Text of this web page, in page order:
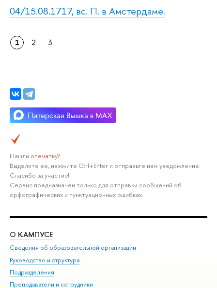
04/15.08.1717, вс. П. в Амстердаме.
1 2 3
Нашли опечатку?
Выделите её, нажмите Ctrl+Enter и отправьте нам уведомление.
Спасибо за участие!
Сервис предназначен только для отправки сообщений об
орфографических и пунктуационных ошибках.
О КАМПУСЕ
Сведения об образовательной организации
Руководство и структура
Подразделения
Преподаватели и сотрудники